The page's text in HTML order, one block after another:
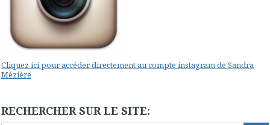
Cliquez ici pour accéder directement au compte instagram de Sandra
Mézière
RECHERCHER SUR LE SITE: